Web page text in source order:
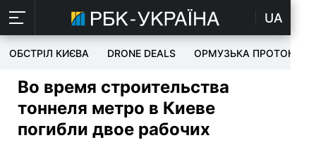
UA
ОБСТРІЛ КИЄВА DRONE DEALS ОРМУЗЬКА ПРОТОКА
Во время строительства
тоннеля метро в Киеве
погибли двое рабочих